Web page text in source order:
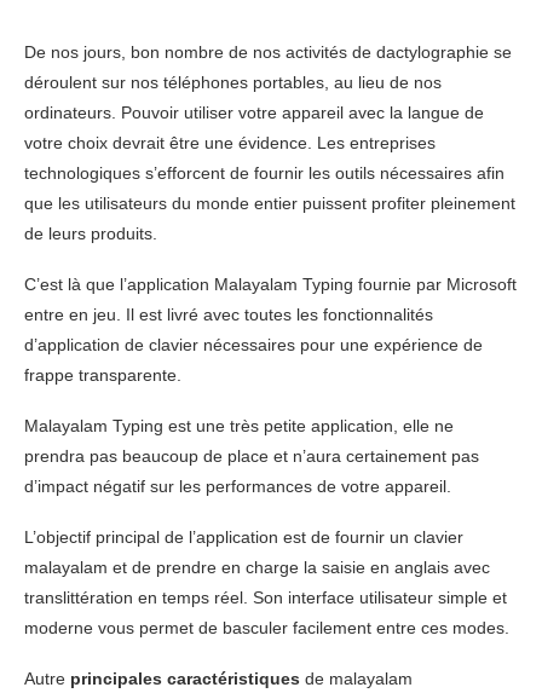
De nos jours, bon nombre de nos activités de dactylographie se
déroulent sur nos téléphones portables, au lieu de nos
ordinateurs. Pouvoir utiliser votre appareil avec la langue de
votre choix devrait être une évidence. Les entreprises
technologiques s’efforcent de fournir les outils nécessaires afin
que les utilisateurs du monde entier puissent profiter pleinement
de leurs produits.
C’est là que l’application Malayalam Typing fournie par Microsoft
entre en jeu. Il est livré avec toutes les fonctionnalités
d’application de clavier nécessaires pour une expérience de
frappe transparente.
Malayalam Typing est une très petite application, elle ne
prendra pas beaucoup de place et n’aura certainement pas
d’impact négatif sur les performances de votre appareil.
L’objectif principal de l’application est de fournir un clavier
malayalam et de prendre en charge la saisie en anglais avec
translittération en temps réel. Son interface utilisateur simple et
moderne vous permet de basculer facilement entre ces modes.
Autre principales caractéristiques de malayalam